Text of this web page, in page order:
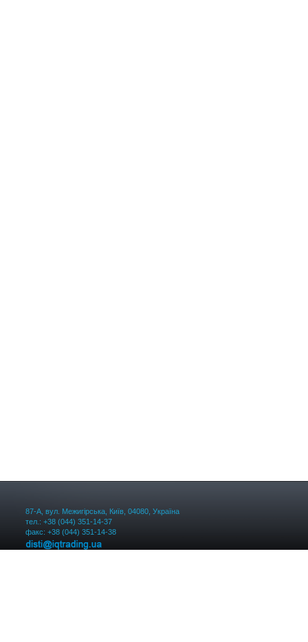
87-А, вул. Межигірська, Київ, 04080, Україна
тел.: +38 (044) 351-14-37
факс: +38 (044) 351-14-38